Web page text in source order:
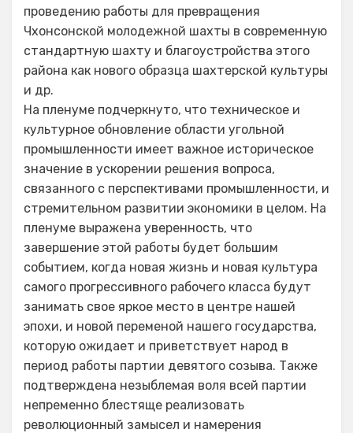
проведению работы для превращения
Чхонсонской молодежной шахты в современную
стандартную шахту и благоустройства этого
района как нового образца шахтерской культуры
и др.
На пленуме подчеркнуто, что техническое и
культурное обновление области угольной
промышленности имеет важное историческое
значение в ускорении решения вопроса,
связанного с перспективами промышленности, и
стремительном развитии экономики в целом. На
пленуме выражена уверенность, что
завершение этой работы будет большим
событием, когда новая жизнь и новая культура
самого прогрессивного рабочего класса будут
занимать свое яркое место в центре нашей
эпохи, и новой переменой нашего государства,
которую ожидает и приветствует народ в
период работы партии девятого созыва. Также
подтверждена незыблемая воля всей партии
непременно блестяще реализовать
революционный замысел и намерения